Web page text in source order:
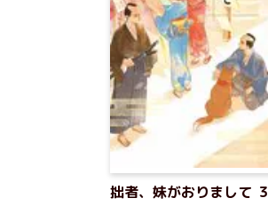
拙者、妹がおりまして ３